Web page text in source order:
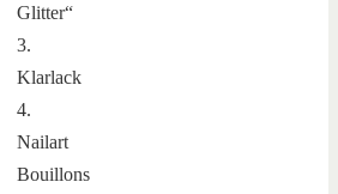
Glitter“
3.
Klarlack
4.
Nailart
Bouillons